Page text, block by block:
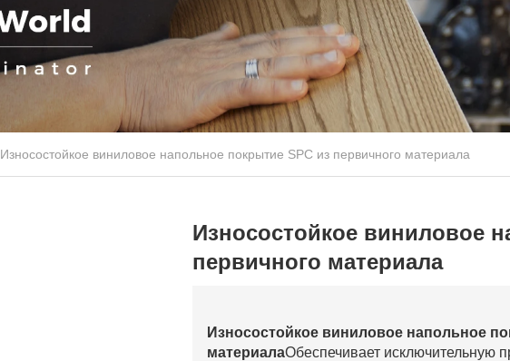
Износостойкое виниловое напольное покрытие SPC из первичного материала
Износостойкое виниловое
первичного материала
Износостойкое виниловое напольное
материалаОбеспечивает исключительную